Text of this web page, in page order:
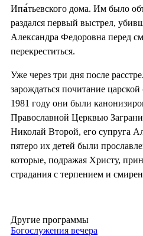
Ипа́тьевского дома. Им было
раздался первый выстрел,
Александра Федоровна перед
перекреститься.
Уже через три дня после
зарождаться почитание
1981 году они были
Православной Церквью
Николай Второй, его супруга
пятеро их детей были
которые, подражая Христу,
страдания с терпением и
Другие программы
Богослужения вечера